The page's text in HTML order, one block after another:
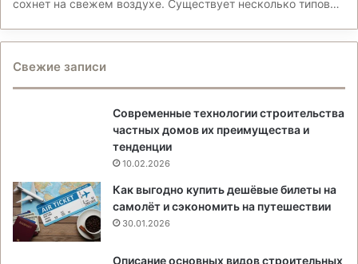
сохнет на свежем воздухе. Существует несколько типов…
Свежие записи
Современные технологии строительства
частных домов их преимущества и
тенденции
10.02.2026
Как выгодно купить дешёвые билеты на
самолёт и сэкономить на путешествии
30.01.2026
Описание основных видов строительных